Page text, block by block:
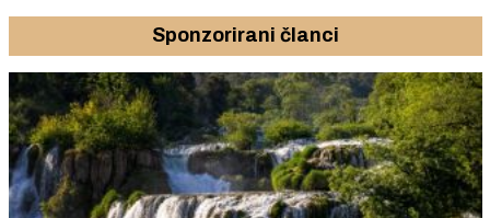
Sponzorirani članci